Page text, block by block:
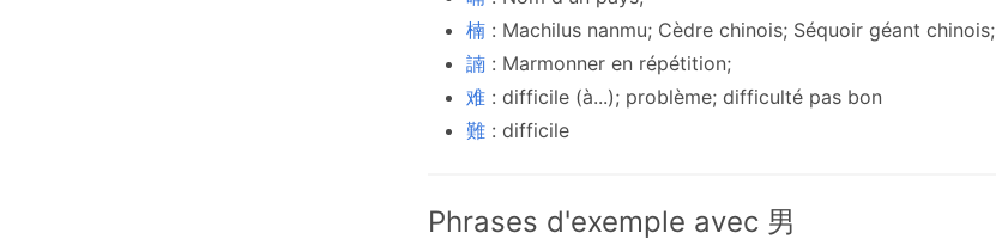
楠 : Machilus nanmu; Cèdre chinois; Séquoir géant chinois;
諵 : Marmonner en répétition;
难 : difficile (à...); problème; difficulté pas bon
難 : difficile
Phrases d'exemple avec 男